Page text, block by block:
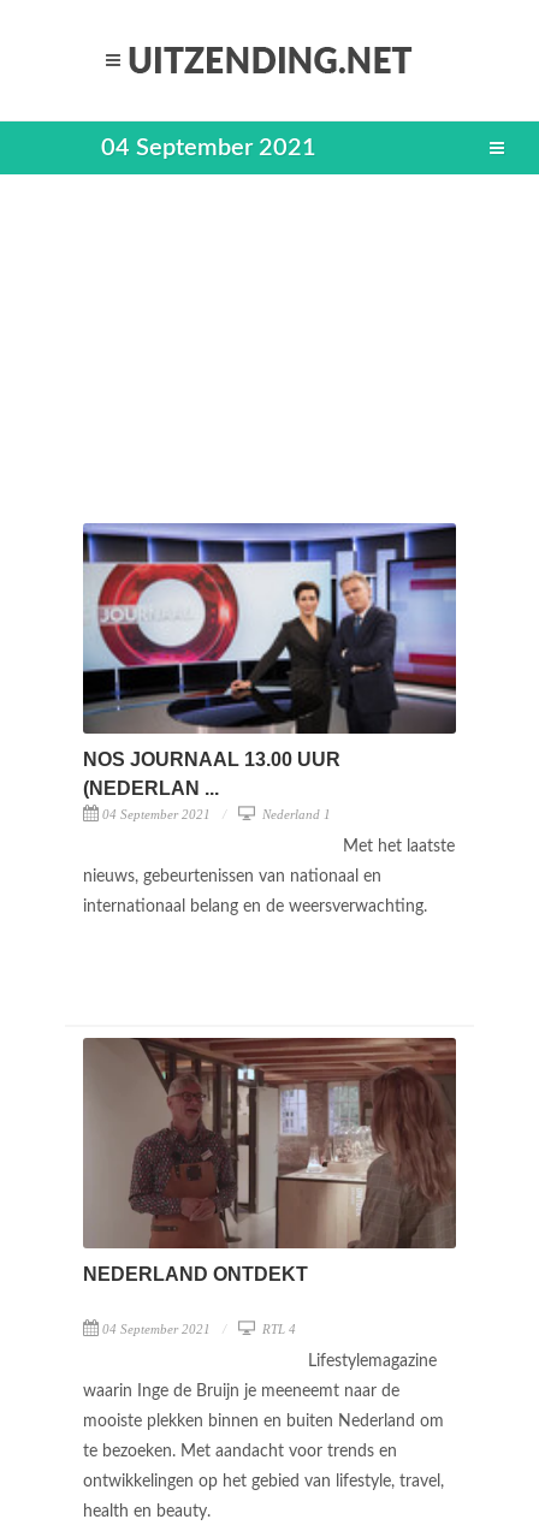
04 September 2021
NOS JOURNAAL 13.00 UUR
(NEDERLAN ...
04 September 2021 Nederland 1
Met het laatste
nieuws, gebeurtenissen van nationaal en
internationaal belang en de weersverwachting.
NEDERLAND ONTDEKT
04 September 2021 RTL 4
Lifestylemagazine
waarin Inge de Bruijn je meeneemt naar de
mooiste plekken binnen en buiten Nederland om
te bezoeken. Met aandacht voor trends en
ontwikkelingen op het gebied van lifestyle, travel,
health en beauty.